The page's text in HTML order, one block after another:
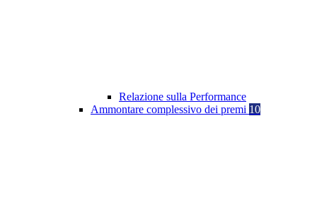
Relazione sulla Performance
Ammontare complessivo dei premi 10